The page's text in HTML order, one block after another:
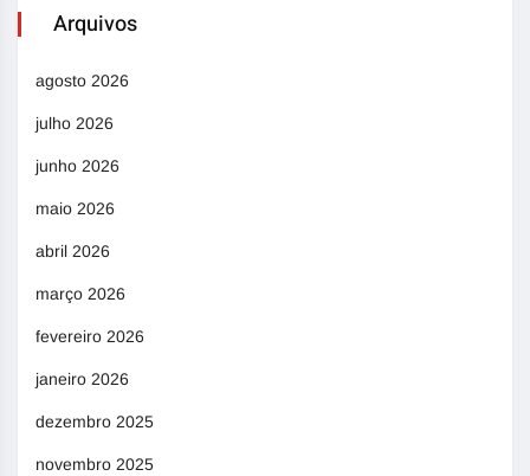
Arquivos
agosto 2026
julho 2026
junho 2026
maio 2026
abril 2026
março 2026
fevereiro 2026
janeiro 2026
dezembro 2025
novembro 2025